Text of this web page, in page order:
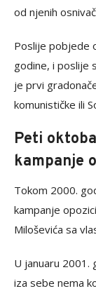
od njenih
Poslije pobjede
godine, i poslije
je prvi
komunističke ili
Peti
kampanje
Tokom 2000.
kampanje
Miloševića sa
U januaru
iza sebe nema